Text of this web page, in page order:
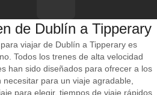
de Dublín a Tipperary
viajar de Dublín a Tipperary es
Todos los trenes de alta velocidad
han sido diseñados para ofrecer a los
para un viaje agradable,
para elegir, tiempos de viaje rápidos